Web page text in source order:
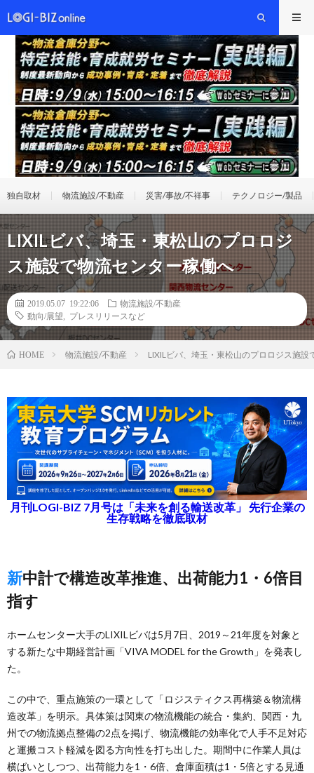
独自取材 物流施設/不動産 災害/事故/不祥事 テクノロジー/製品
LIXILビバ、埼玉・東松山のプロロジ
ス施設で物流センター稼働へ
2019.05.07 19:22:06
物流施設/不動産
動向/展望
プレスリリースなど
HOME 物流施設/不動産 LIXILビバ、埼玉・東松山のプロロジス施設
月刊LOGI-BIZ 7月号は「未来を創る輸送改革」 先行企業の
生存戦略を徹底取材
新中計で構造改革推進、出荷能力1・6倍目
指す
ホームセンター大手のLIXILビバは5月7日、2019～21年度を対象と
する新たな中期経営計画「VIVA MODEL for the Growth」を発表し
た。
この中で、重点施策の一環として「ロジスティクス再構築＆物流構
造改革」を明示。具体策は関東の物流機能の統合・集約、関西・九
州での物流拠点整備の2点を掲げ、物流機能の効率化で人手不足対応
と運搬コスト軽減を図る方向性を打ち出した。期間中に作業人員は
横ばいとしつつ、出荷能力を1・6倍、倉庫面積は1・5倍とする見通